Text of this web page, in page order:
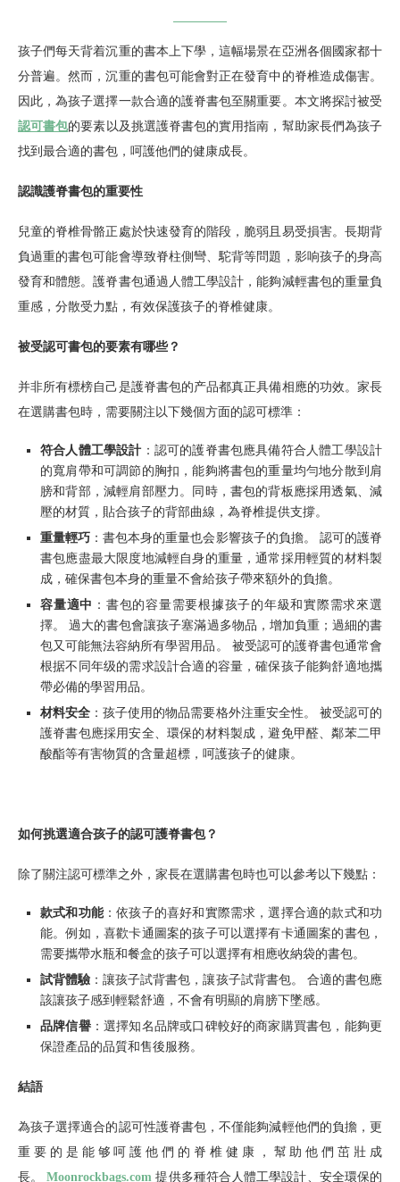
孩子們每天背着沉重的書本上下學，這幅場景在亞洲各個國家都十
分普遍。然而，沉重的書包可能會對正在發育中的脊椎造成傷害。
因此，為孩子選擇一款合適的護脊書包至關重要。本文將探討被受
認可書包的要素以及挑選護脊書包的實用指南，幫助家長們為孩子
找到最合適的書包，呵護他們的健康成長。
認識護脊書包的重要性
兒童的脊椎骨骼正處於快速發育的階段，脆弱且易受損害。長期背
負過重的書包可能會導致脊柱側彎、駝背等問題，影响孩子的身高
發育和體態。護脊書包通過人體工學設計，能夠減輕書包的重量負
重感，分散受力點，有效保護孩子的脊椎健康。
被受認可書包的要素有哪些？
并非所有標榜自己是護脊書包的产品都真正具備相應的功效。家長
在選購書包時，需要關注以下幾個方面的認可標準：
符合人體工學設計 ：認可的護脊書包應具備符合人體工學設計
的寬肩帶和可調節的胸扣，能夠將書包的重量均勻地分散到肩
膀和背部，減輕肩部壓力。同時，書包的背板應採用透氣、減
壓的材質，貼合孩子的背部曲線，為脊椎提供支撐。
重量輕巧 ：書包本身的重量也会影響孩子的負擔。 認可的護脊
書包應盡最大限度地減輕自身的重量，通常採用輕質的材料製
成，確保書包本身的重量不會給孩子帶來額外的負擔。
容量適中 ：書包的容量需要根據孩子的年級和實際需求來選
擇。 過大的書包會讓孩子塞滿過多物品，增加負重；過細的書
包又可能無法容納所有學習用品。 被受認可的護脊書包通常會
根据不同年级的需求設計合適的容量，確保孩子能夠舒適地攜
帶必備的學習用品。
材料安全 ：孩子使用的物品需要格外注重安全性。 被受認可的
護脊書包應採用安全、環保的材料製成，避免甲醛、鄰苯二甲
酸酯等有害物質的含量超標，呵護孩子的健康。
如何挑選適合孩子的認可護脊書包？
除了關注認可標準之外，家長在選購書包時也可以參考以下幾點：
款式和功能：依孩子的喜好和實際需求，選擇合適的款式和功
能。例如，喜歡卡通圖案的孩子可以選擇有卡通圖案的書包，
需要攜帶水瓶和餐盒的孩子可以選擇有相應收納袋的書包。
試背體驗 ：讓孩子試背書包，讓孩子試背書包。 合適的書包應
該讓孩子感到輕鬆舒適，不會有明顯的肩膀下墜感。
品牌信譽：選擇知名品牌或口碑較好的商家購買書包，能夠更
保證產品的品質和售後服務。
結語
為孩子選擇適合的認可性護脊書包，不僅能夠減輕他們的負擔，更
重要的是能够呵護他們的脊椎健康，幫助他們茁壯成
長。Moonrockbags.com 提供多種符合人體工學設計、安全環保的